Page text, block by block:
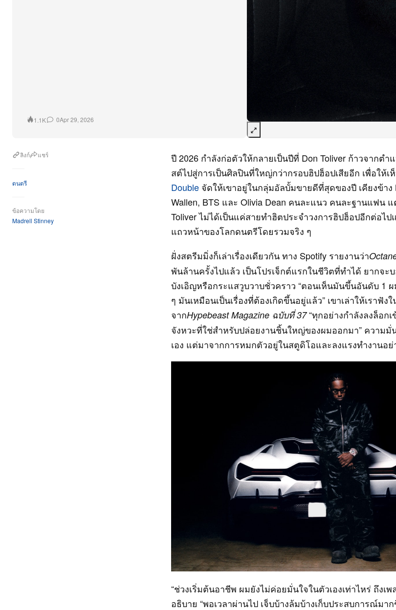
1.1K 0Apr 29, 2026
ลิงก์ แชร์
ดนตรี
ข้อความโดย
Madrell Stinney
ปี 2026 กำลังก่อตัวให้กลายเป็นปีที่ Don Toliver ก้าวจากตำ
สต์ไปสู่การเป็นศิลปินที่ใหญ่กว่ากรอบฮิปฮ็อปเสียอีก เพื่อให้เ
Double จัดให้เขาอยู่ในกลุ่มอัลบั้มขายดีที่สุดของปี เคียงข้าง
Wallen, BTS และ Olivia Dean คนละแนว คนละฐานแฟน
Toliver ไม่ได้เป็นแค่สายทำฮิตประจำวงการฮิปฮ็อปอีกต่อไป
แถวหน้าของโลกดนตรีโดยรวมจริง ๆ
ฝั่งสตรีมมิ่งก็เล่าเรื่องเดียวกัน ทาง Spotify รายงานว่า
พันล้านครั้งไปแล้ว เป็นโปรเจ็กต์แรกในชีวิตที่ทำได้ ยากจะ
บังเอิญหรือกระแสวูบวาบชั่วคราว “ตอนเห็นมันขึ้นอันดับ 1
ๆ มันเหมือนเป็นเรื่องที่ต้องเกิดขึ้นอยู่แล้ว” เขาเล่าให้เราฟั
จากHypebeast Magazine ฉบับที่ 37“ทุกอย่างกำลังลงล็อก
จังหวะที่ใช่สำหรับปล่อยงานชิ้นใหญ่ของผมออกมา” ความ
เอง แต่มาจากการหมกตัวอยู่ในสตูดิโอและลงแรงทำงานอย่
“ช่วงเริ่มต้นอาชีพ ผมยังไม่ค่อยมั่นใจในตัวเองเท่าไหร่ ถึงเ
อธิบาย “พอเวลาผ่านไป เจ็บบ้างล้มบ้างเก็บประสบการณ์ม